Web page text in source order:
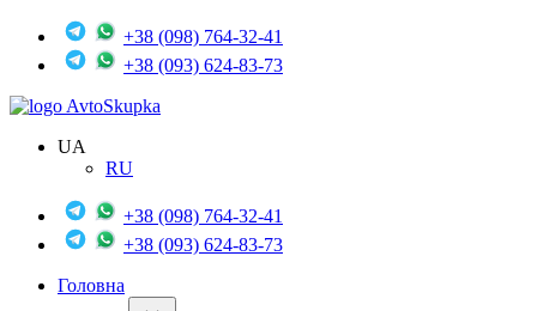
+38 (098) 764-32-41
+38 (093) 624-83-73
AvtoSkupka
UA
RU
+38 (098) 764-32-41
+38 (093) 624-83-73
Головна